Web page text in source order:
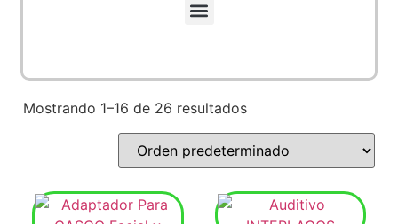
Mostrando 1–16 de 26 resultados